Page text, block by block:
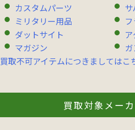
カスタムパーツ
ミリタリー用品
ダットサイト
マガジン
買取不可アイテムにつきましてはこ
買取対象メー